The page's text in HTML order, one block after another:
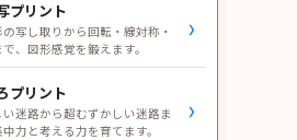
プリント
の写し取りから回転・線対称・
、図形感覚を鍛えます。
›
プリント
い迷路から超むずかしい迷路ま
中力と考える力を育てます。
›